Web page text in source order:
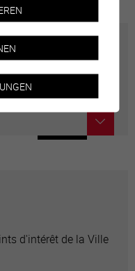
d'intérêt de la Ville